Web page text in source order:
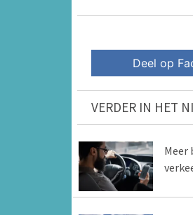
Deel op
VERDER IN HET
Meer